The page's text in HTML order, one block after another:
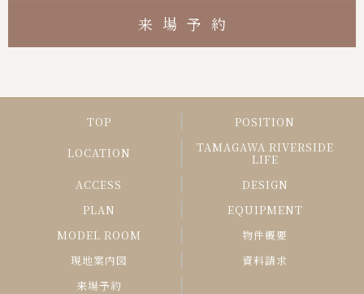
来場予約
TOP POSITION
LOCATION TAMAGAWA RIVERSIDE
LIFE
ACCESS
DESIGN
PLAN
EQUIPMENT
MODEL ROOM
物件概要
現地案内図
資料請求
来場予約